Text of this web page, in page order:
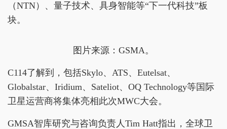
（NTN）、量子技术、具身智能等“下一代科技”板
块。
图片来源：GSMA。
C114了解到，包括Skylo、ATS、Eutelsat、
Globalstar、Iridium、Sateliot、OQ Technology等国际
卫星运营商将集体亮相此次MWC大会。
GMSA智库研究与咨询负责人Tim Hatt指出，全球卫